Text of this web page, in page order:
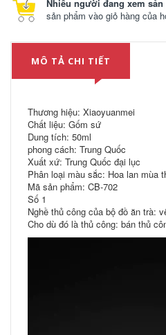
Nhiều người đang xem sản
sản phẩm vào giỏ hàng của
MÔ TẢ CHI TIẾT
Thương hiệu: Xiaoyuanmei
Chất liệu: Gốm sứ
Dung tích: 50ml
phong cách: Trung Quốc
Xuất xứ: Trung Quốc đại lục
Phân loại màu sắc: Hoa lan mùa
Mã sản phẩm: CB-702
Số 1
Nghề thủ công của bộ đồ ăn trà:
Cho dù đó là thủ công: bán thủ